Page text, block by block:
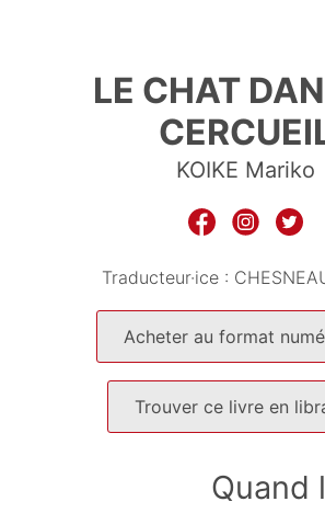
LE CHAT
KOIKE Mariko
Traducteur·ice :
Acheter au format
Trouver ce livre en
Quand